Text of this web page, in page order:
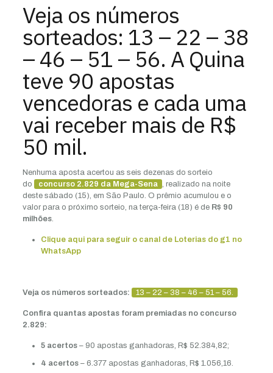
Veja os números
sorteados: 13 – 22 – 38
– 46 – 51 – 56. A Quina
teve 90 apostas
vencedoras e cada uma
vai receber mais de R$
50 mil.
Nenhuma aposta acertou as seis dezenas do sorteio
do
concurso 2.829 da Mega-Sena , realizado na noite
deste sábado (15), em São Paulo. O prêmio acumulou e o
valor para o próximo sorteio, na terça-feira (18) é de R$ 90
milhões.
Clique aqui para seguir o canal de Loterias do g1 no
WhatsApp
Veja os números sorteados: 13 – 22 – 38 – 46 – 51 – 56.
Confira quantas apostas foram premiadas no concurso
2.829:
5 acertos– 90 apostas ganhadoras, R$ 52.384,82;
4 acertos– 6.377 apostas ganhadoras, R$ 1.056,16.